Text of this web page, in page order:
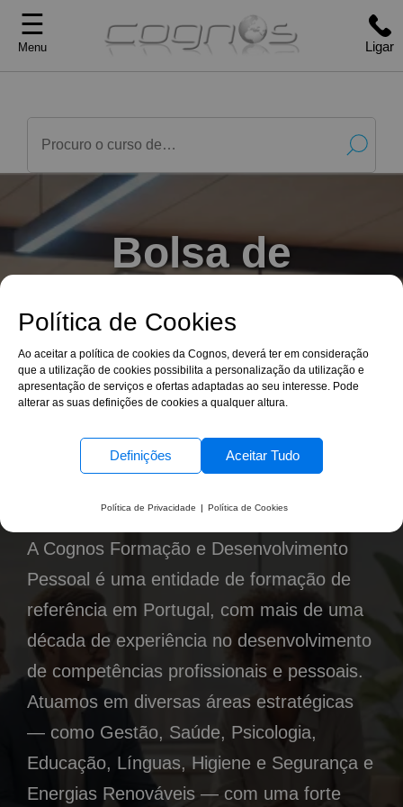
Política de Cookies
Ao aceitar a política de cookies da Cognos, deverá ter em consideração
que a utilização de cookies possibilita a personalização da utilização e
apresentação de serviços e ofertas adaptadas ao seu interesse. Pode
alterar as suas definições de cookies a qualquer altura.
Definições Aceitar Tudo
Política de Privacidade | Política de Cookies
☰
Menu Ligar
Bolsa de
Emprego
Cognos: Venha
trabalhar
connosco!
A Cognos Formação e Desenvolvimento
Pessoal é uma entidade de formação de
referência em Portugal, com mais de uma
década de experiência no desenvolvimento
de competências profissionais e pessoais.
Atuamos em diversas áreas estratégicas
— como Gestão, Saúde, Psicologia,
Educação, Línguas, Higiene e Segurança e
Energias Renováveis — com uma forte